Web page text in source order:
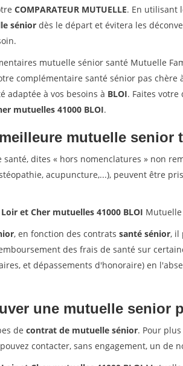
COMPARATEUR MUTUELLE. En utilisant
sénior dès le départ et évitera les
mutuelle sénior santé Mutuelle
complémentaire santé sénior pas
adaptée à vos besoins à BLOI. Faites votre
mutuelles 41000 BLOI.
mutuelle senior
santé, dites « hors nomenclatures » non
acupuncture,...), peuvent être
et Cher mutuelles 41000 BLOI
, en fonction des contrats santé sénior, il
des frais de santé sur
et dépassements d'honoraire) en
une mutuelle senior
de contrat de mutuelle sénior. Pour
contacter, sans engagement, un de